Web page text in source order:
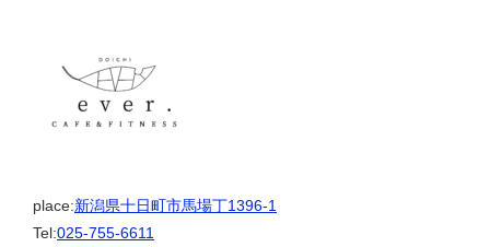
place:新潟県十日町市馬場丁1396-1
Tel:025-755-6611